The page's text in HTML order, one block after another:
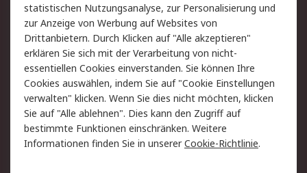
Hilfe
Rechtliches
AGB
Datenschutz
Cookie-Richtlinie
Zahlungsbedingungen
Copyright/Impressum
Über RS
statistischen Nutzungsanalyse, zur Personalisierung und
zur Anzeige von Werbung auf Websites von
Drittanbietern. Durch Klicken auf "Alle akzeptieren"
erklären Sie sich mit der Verarbeitung von nicht-
essentiellen Cookies einverstanden. Sie können Ihre
Cookies auswählen, indem Sie auf "Cookie Einstellungen
verwalten" klicken. Wenn Sie dies nicht möchten, klicken
Sie auf "Alle ablehnen". Dies kann den Zugriff auf
bestimmte Funktionen einschränken. Weitere
Informationen finden Sie in unsererCookie-Richtlinie.